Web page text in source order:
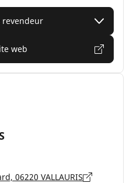
revendeur
web
06220 VALLAURIS